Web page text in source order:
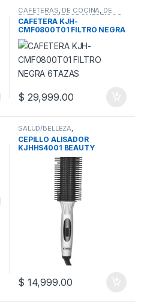
CAFETERAS, DE COCINA, DE
FILTRO,ELECTRODOMESTICOS
CAFETERA KJH-
CMF0800T01 FILTRO NEGRA
6TAZAS
$ 29,999.00
SALUD/BELLEZA,
SALUD/BELLEZA/FITNESS
CEPILLO ALISADOR
KJHHS4001 BEAUTY
$ 14,999.00